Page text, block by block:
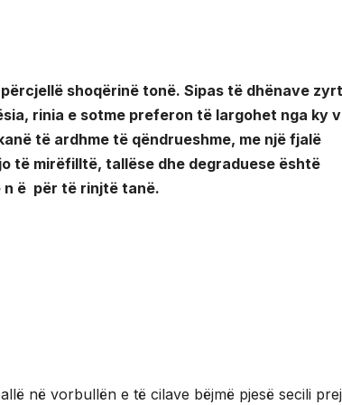
shoqërinë tonë. Sipas të dhënave
rinia e sotme preferon të largohet nga ky
të ardhme të qëndrueshme, me një fjalë
të mirëfilltë, tallëse dhe degraduese është
n ë për të rinjtë tanë.
në vorbullën e të cilave bëjmë pjesë secili prej